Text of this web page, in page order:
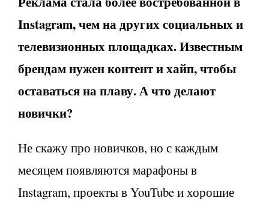
Instagram, чем на других социальных и
телевизионных площадках. Известным
брендам нужен контент и хайп, чтобы
оставаться на плаву. А что делают
новички?
Не скажу про новичков, но с каждым
месяцем появляются марафоны в
Instagram, проекты в YouTube и хорошие